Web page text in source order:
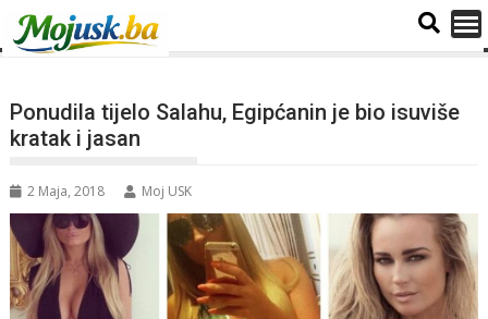
Ponudila tijelo Salahu, Egipćanin je bio isuviše
kratak i jasan
2 Maja, 2018 Moj USK